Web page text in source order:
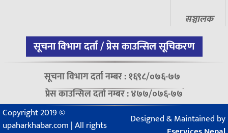
सञ्चालक
सूचना विभाग दर्ता / प्रेस काउन्सिल सूचिकरण
सूचना विभाग दर्ता नम्बर : १६९८/०७६-७७
प्रेस काउन्सिल दर्ता नम्बर : ४७७/०७६-७७
Copyright 2019 ©
upaharkhabar.com | All rights
Designed & Maintained by